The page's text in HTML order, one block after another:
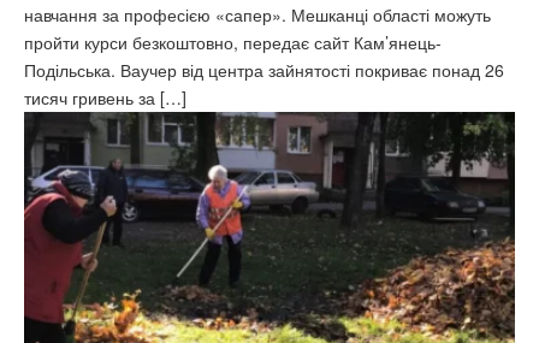
навчання за професією «сапер». Мешканці області можуть
пройти курси безкоштовно, передає сайт Кам’янець-
Подільська. Ваучер від центра зайнятості покриває понад 26
тисяч гривень за […]